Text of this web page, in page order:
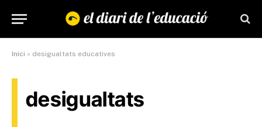
Inici » desigualtats educatives
desigualtats